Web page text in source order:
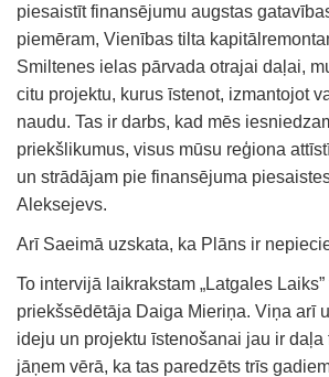
piesaistīt finansējumu augstas
piemēram, Vienības tilta
Smiltenes ielas pārvada otrajai daļai,
citu projektu, kurus īstenot, izmantojot
naudu. Tas ir darbs, kad mēs
priekšlikumus, visus mūsu reģiona
un strādājam pie finansējuma
Aleksejevs.
Arī Saeimā uzskata, ka Plāns ir
To intervijā laikrakstam „Latgales
priekšsēdētāja Daiga Mieriņa. Viņa arī
ideju un projektu īstenošanai jau ir daļa
jāņem vērā, ka tas paredzēts trīs